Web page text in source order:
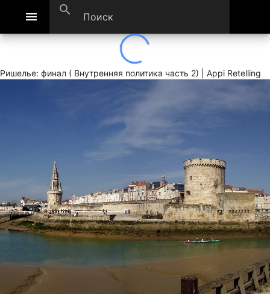
menu search
Ришелье: финал ( Внутренняя политика часть 2) | Appi Retelling